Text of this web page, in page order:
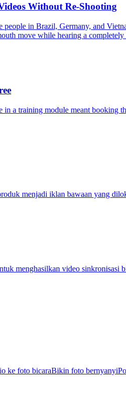
Without Re-Shooting
in Brazil, Germany, and
move while hearing a
a training module meant
menjadi iklan bawaan yang
menghasilkan video sinkronisasi
ke foto bicaraBikin foto bernyanyi